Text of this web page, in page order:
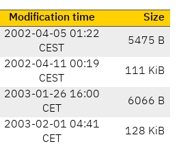
Modification time
Size
2002-04-05 01:22
CEST
5475 B
2002-04-11 00:19
CEST
111 KiB
2003-01-26 16:00
CET
6066 B
2003-02-01 04:41
CET
128 KiB